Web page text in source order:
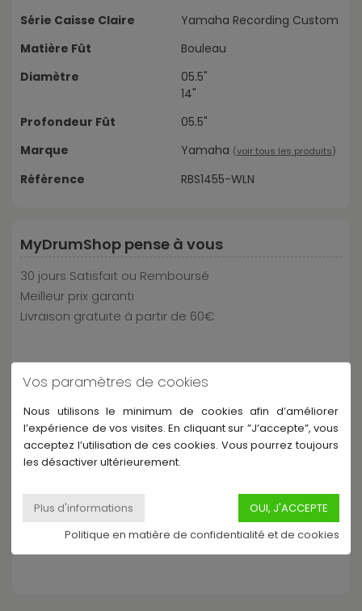
Série Caisse Claire
Yamaha Recording Custom
Matière Fût
Bouleau
Diamètre
05.5"
14"
Profondeur Fût
05.5"
Marque
Yamaha (voir tous les produits)
Référence RBS1455-WLN
MyDrumShop pense à vous
30 jours Satisfait ou Remboursé
Meilleur prix garanti
Livraison gratuite à partir de 60€
Paiement et livraison au top
Partagez ce produit
Vos paramètres de cookies
Nous utilisons le minimum de cookies afin d’améliorer
l’expérience de vos visites. En cliquant sur ”J’accepte”, vous
acceptez l’utilisation de ces cookies. Vous pourrez toujours
les désactiver ultérieurement.
Politique en matière de confidentialité et de cookies